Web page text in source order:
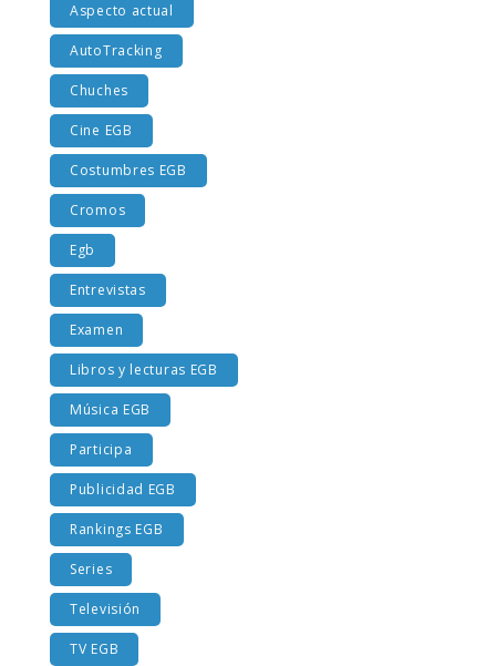
Aspecto actual
AutoTracking
Chuches
Cine EGB
Costumbres EGB
Cromos
Egb
Entrevistas
Examen
Libros y lecturas EGB
Música EGB
Participa
Publicidad EGB
Rankings EGB
Series
Televisión
TV EGB